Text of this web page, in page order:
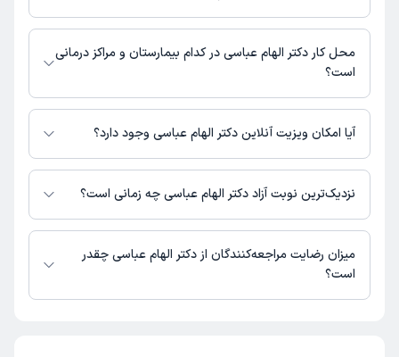
شماره تماس مطب دکتر الهام عباسی در حال حاضر در این صفحه ثبت نشده
محل کار دکتر الهام عباسی در کدام بیمارستان و مراکز درمانی
است؟
اطلاعاتی درباره محل فعالیت دکتر الهام عباسی در مراکز درمانی در دسترس
نیست.
آیا امکان ویزیت آنلاین دکتر الهام عباسی وجود دارد؟
در حال حاضر اطلاعاتی درباره ارائه ویزیت آنلاین توسط دکتر الهام عباسی در
دسترس نیست. برای دریافت اطلاعات دقیق‌تر، لطفاً با مطب تماس بگیرید.
نزدیک‌ترین نوبت آزاد دکتر الهام عباسی چه زمانی است؟
زمان نوبت‌دهی و پذیرش بیماران با هماهنگی مطب مشخص می‌شود.
میزان رضایت مراجعه‌کنندگان از دکتر الهام عباسی چقدر
است؟